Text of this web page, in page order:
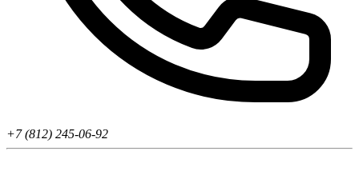
+7 (812) 245-06-92